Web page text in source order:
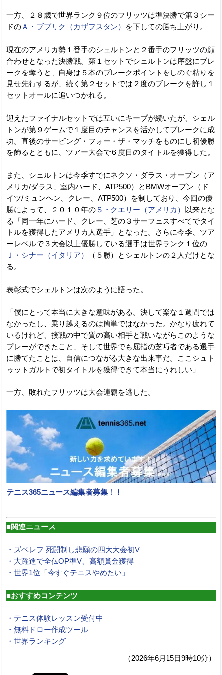
一方、２８歳で世界ランク９位のフリッツは準決勝で第３シー
ドのＡ・ブブリク（カザフスタン） を下しての勝ち上がり。
現在のアメリカ勢１番手のシェルトンと２番手のフリッツの顔
合わせとなった決勝戦。第１セットでシェルトンは序盤にブレ
ークを奪うと、自身は５本のブレークポイントをしのぐ粘りを
見せ先行するが、続く第２セットでは２度のブレークを許し１
セットオールに追いつかれる。
迎えたファイナルセットでは互いにキープが続いたが、シェル
トンが第９ゲームで１度目のチャンスを活かしてブレークに成
功。直後のサービング・フォー・ザ・マッチをものにし初優勝
を飾るとともに、ツアー大会で６度目のタイトルを獲得した。
また、シェルトンは今季すでにネクソ・ダラス・オープン（ア
メリカ/ダラス、室内ハード、ATP500）とBMWオープン（ド
イツ/ミュンヘン、クレー、ATP500）を制しており、今回の優
勝によって、２０１０年のＳ・クエリー（アメリカ）
以来とな
る「同一年にハード、クレー、芝の３サーフェスすべてでタイ
トルを獲得したアメリカ人選手」となった。さらに今季、ツア
ーレベルで３大会以上優勝している選手は世界ランク１位の
Ｊ・シナー（イタリア）
（５勝）とシェルトンの２人だけとな
る。
表彰式でシェルトンは次のように語った。
「僕にとって本当に大きな意味がある。決して楽な１週間では
なかったし、乗り越えるのは簡単ではなかった。かなり疲れて
いるけれど、接戦の中で質の高い相手と戦いながらこのような
プレーができたこと、そして世界でも屈指の芝巧者である選手
に勝てたことは、自信につながる大きな出来事だ。ここシュト
ゥットガルトで初タイトルを獲得できて本当にうれしい」
一方、敗れたフリッツは大会連覇を逃した。
テニス365ニュース編集者募集！！
■関連ニュース
・ズベレフ 死闘制し悲願の四大大会初V
・大躍進で全仏OP準V、高額賞金獲得
・世界1位「今すぐテニスやめたい」
■おすすめコンテンツ
・テニス体験レッスン受付中
・無料ドロー作成ツール
・世界ランキング
（2026年6月15日9時10分）